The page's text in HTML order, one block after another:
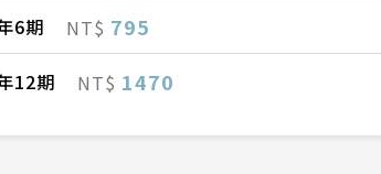
6期
NT$ 795
12期 NT$ 1470